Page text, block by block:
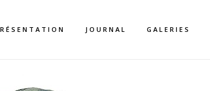
JOURNAL GALERIES